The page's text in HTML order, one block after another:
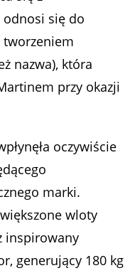
się do
tworzeniem
nazwa), która
przy okazji
oczywiście
marki.
wloty
inspirowany
generujący 180 kg